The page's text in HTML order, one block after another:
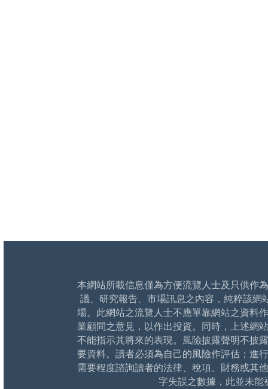
本網站所載信息僅為方便流覽人士及只供作
議、研究報告、市場訊息之內容，純粹該
場。此網站之流覽人士不應單靠網站之資料
業顧問之意見，以作出投資。同時，上述網
不能指示其將來的表現。風險披露聲明不披
要資料。讀者必須為自己的風險作評估；進
需要程度諮詢讀者的法律、稅項、財務或其
字失誤之數據，此並未